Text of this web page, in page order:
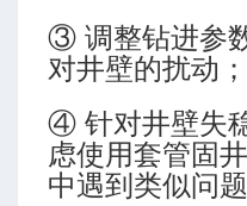
③ 调整钻进参
对井壁的扰动；
④ 针对井壁失
虑使用套管固
中遇到类似问题